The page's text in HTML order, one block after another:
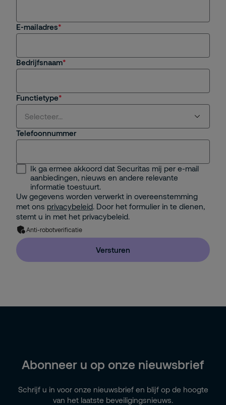
E-mailadres
Bedrijfsnaam
Functietype
Selecteer...
Security Management
Facility Management
IT Management
Facility Management Extern
Directie / Eigenaar (+20 medewerkers)
HR
Telefoonnummer
Ik ga ermee akkoord dat Securitas mij per e-mail
aanbiedingen, nieuws en andere relevante
informatie toestuurt.
Uw gegevens worden verwerkt in overeenstemming
met ons privacybeleid. Door het formulier in te dienen,
stemt u in met het privacybeleid.
Anti-robotverificatie
Versturen
Abonneer u op onze nieuwsbrief
Schrijf u in voor onze nieuwsbrief en blijf op de hoogte
van het laatste beveiligingsnieuws.